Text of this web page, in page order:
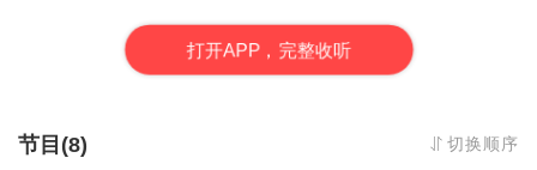
打开APP，完整收听
节目(8) 切换顺序